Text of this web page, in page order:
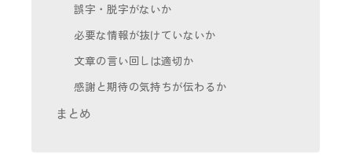
誤字・脱字がないか
必要な情報が抜けていないか
文章の言い回しは適切か
感謝と期待の気持ちが伝わるか
まとめ